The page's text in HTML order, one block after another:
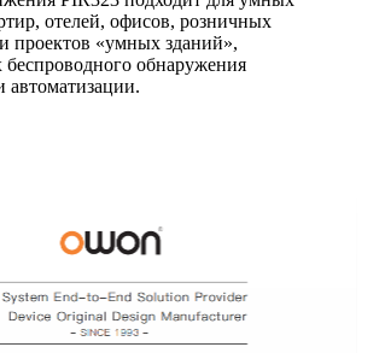
отелей, офисов, розничных
проектов «умных зданий»,
обнаружения
автоматизации.